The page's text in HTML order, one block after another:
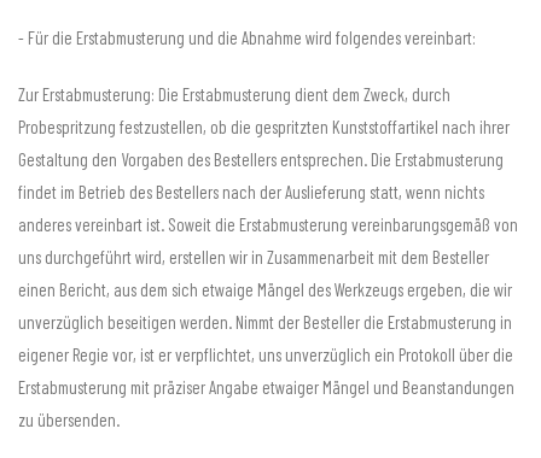
- Für die Erstabmusterung und die Abnahme wird folgendes vereinbart:
Zur Erstabmusterung: Die Erstabmusterung dient dem Zweck, durch
Probespritzung festzustellen, ob die gespritzten Kunststoffartikel nach ihrer
Gestaltung den Vorgaben des Bestellers entsprechen. Die Erstabmusterung
findet im Betrieb des Bestellers nach der Auslieferung statt, wenn nichts
anderes vereinbart ist. Soweit die Erstabmusterung vereinbarungsgemäß von
uns durchgeführt wird, erstellen wir in Zusammenarbeit mit dem Besteller
einen Bericht, aus dem sich etwaige Mängel des Werkzeugs ergeben, die wir
unverzüglich beseitigen werden. Nimmt der Besteller die Erstabmusterung in
eigener Regie vor, ist er verpflichtet, uns unverzüglich ein Protokoll über die
Erstabmusterung mit präziser Angabe etwaiger Mängel und Beanstandungen
zu übersenden.